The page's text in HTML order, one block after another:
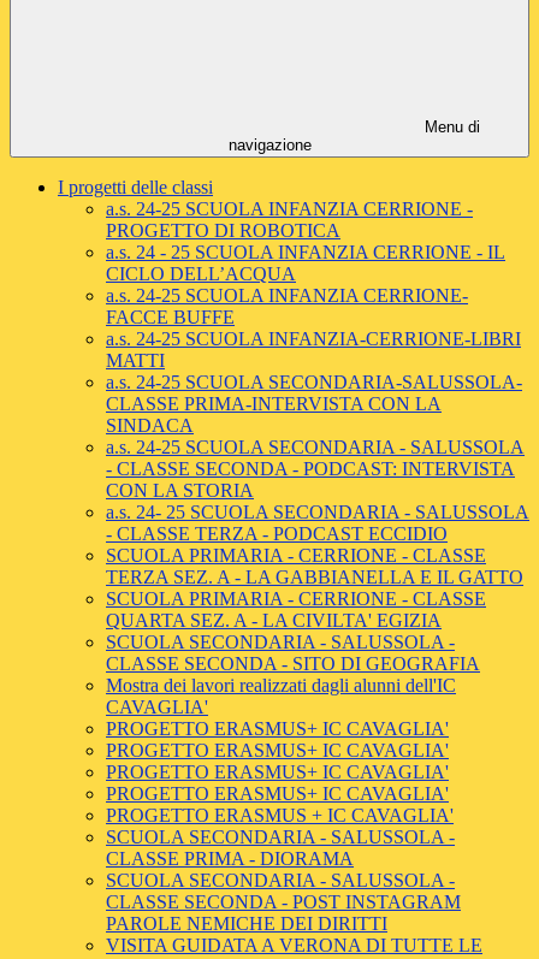
Menu di
navigazione
I progetti delle classi
a.s. 24-25 SCUOLA INFANZIA CERRIONE -
PROGETTO DI ROBOTICA
a.s. 24 - 25 SCUOLA INFANZIA CERRIONE - IL
CICLO DELL’ACQUA
a.s. 24-25 SCUOLA INFANZIA CERRIONE-
FACCE BUFFE
a.s. 24-25 SCUOLA INFANZIA-CERRIONE-LIBRI
MATTI
a.s. 24-25 SCUOLA SECONDARIA-SALUSSOLA-
CLASSE PRIMA-INTERVISTA CON LA
SINDACA
a.s. 24-25 SCUOLA SECONDARIA - SALUSSOLA
- CLASSE SECONDA - PODCAST: INTERVISTA
CON LA STORIA
a.s. 24- 25 SCUOLA SECONDARIA - SALUSSOLA
- CLASSE TERZA - PODCAST ECCIDIO
SCUOLA PRIMARIA - CERRIONE - CLASSE
TERZA SEZ. A - LA GABBIANELLA E IL GATTO
SCUOLA PRIMARIA - CERRIONE - CLASSE
QUARTA SEZ. A - LA CIVILTA' EGIZIA
SCUOLA SECONDARIA - SALUSSOLA -
CLASSE SECONDA - SITO DI GEOGRAFIA
Mostra dei lavori realizzati dagli alunni dell'IC
CAVAGLIA'
PROGETTO ERASMUS+ IC CAVAGLIA'
PROGETTO ERASMUS+ IC CAVAGLIA'
PROGETTO ERASMUS+ IC CAVAGLIA'
PROGETTO ERASMUS+ IC CAVAGLIA'
PROGETTO ERASMUS + IC CAVAGLIA'
SCUOLA SECONDARIA - SALUSSOLA -
CLASSE PRIMA - DIORAMA
SCUOLA SECONDARIA - SALUSSOLA -
CLASSE SECONDA - POST INSTAGRAM
PAROLE NEMICHE DEI DIRITTI
VISITA GUIDATA A VERONA DI TUTTE LE